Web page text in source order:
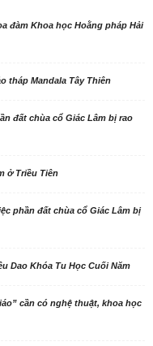
đàm Khoa học Hoằng pháp Hải
tháp Mandala Tây Thiên
đất chùa cổ Giác Lâm bị rao
ở Triều Tiên
phần đất chùa cổ Giác Lâm bị
Dao Khóa Tu Học Cuối Năm
cần có nghệ thuật, khoa học